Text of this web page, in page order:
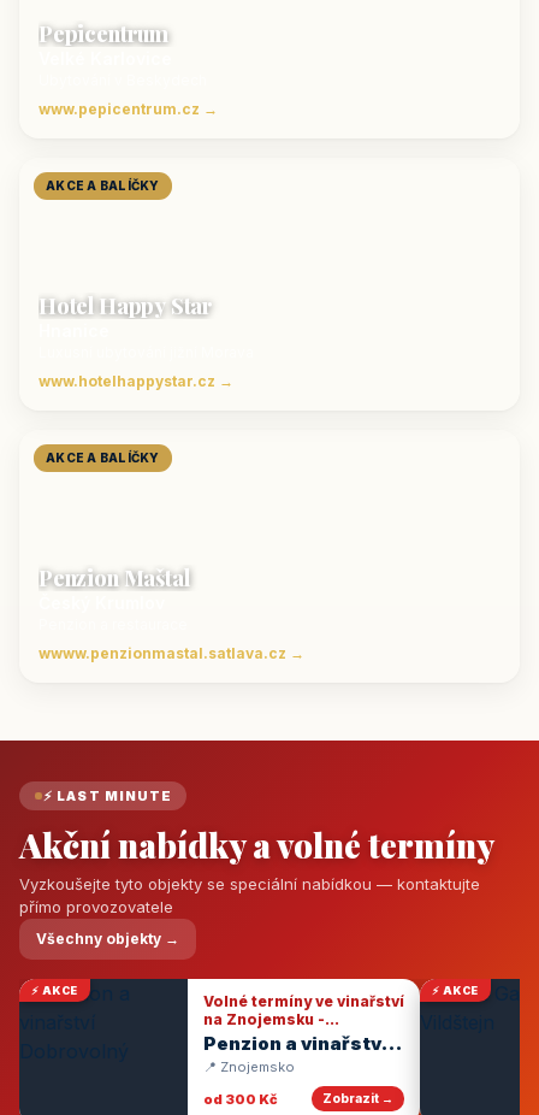
Pepicentrum
www.pepicentrum.cz →
AKCE A BALÍČKY
Hotel Happy Star
www.hotelhappystar.cz →
AKCE A BALÍČKY
Penzion Maštal
wwww.penzionmastal.satlava.cz →
⚡ LAST MINUTE
Akční nabídky a volné termíny
Vyzkoušejte tyto objekty se speciální nabídkou — kontaktujte
přímo provozovatele
Všechny objekty →
⚡ AKCE
Volné termíny ve vinařství
na Znojemsku -
degustace vín
Penzion a vinařství
Dobrovolný
📍 Znojemsko
od 300 Kč
Zobrazit →
⚡ AKCE